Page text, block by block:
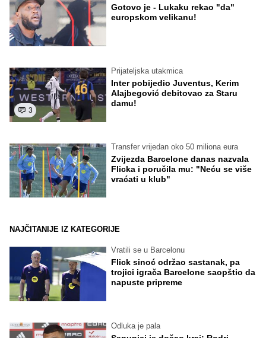
Gotovo je - Lukaku rekao "da"
europskom velikanu!
3
Prijateljska utakmica
Inter pobijedio Juventus, Kerim
Alajbegović debitovao za Staru
damu!
Transfer vrijedan oko 50 miliona eura
Zvijezda Barcelone danas nazvala
Flicka i poručila mu: "Neću se više
vraćati u klub"
NAJČITANIJE IZ KATEGORIJE
Vratili se u Barcelonu
Flick sinoć održao sastanak, pa
trojici igrača Barcelone saopštio da
napuste pripreme
Odluka je pala